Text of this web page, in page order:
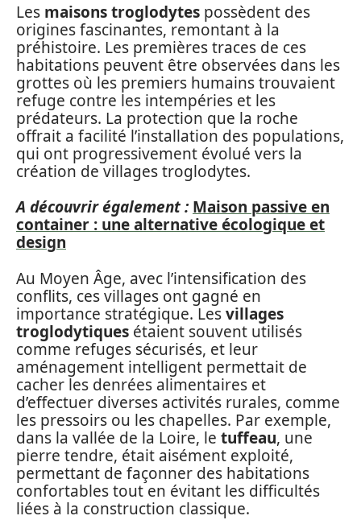
Les maisons troglodytes possèdent des
origines fascinantes, remontant à la
préhistoire. Les premières traces de ces
habitations peuvent être observées dans les
grottes où les premiers humains trouvaient
refuge contre les intempéries et les
prédateurs. La protection que la roche
offrait a facilité l’installation des populations,
qui ont progressivement évolué vers la
création de villages troglodytes.
A découvrir également : Maison passive en
container : une alternative écologique et
design
Au Moyen Âge, avec l’intensification des
conflits, ces villages ont gagné en
importance stratégique. Lesvillages
troglodytiques étaient souvent utilisés
comme refuges sécurisés, et leur
aménagement intelligent permettait de
cacher les denrées alimentaires et
d’effectuer diverses activités rurales, comme
les pressoirs ou les chapelles. Par exemple,
dans la vallée de la Loire, le tuffeau, une
pierre tendre, était aisément exploité,
permettant de façonner des habitations
confortables tout en évitant les difficultés
liées à la construction classique.